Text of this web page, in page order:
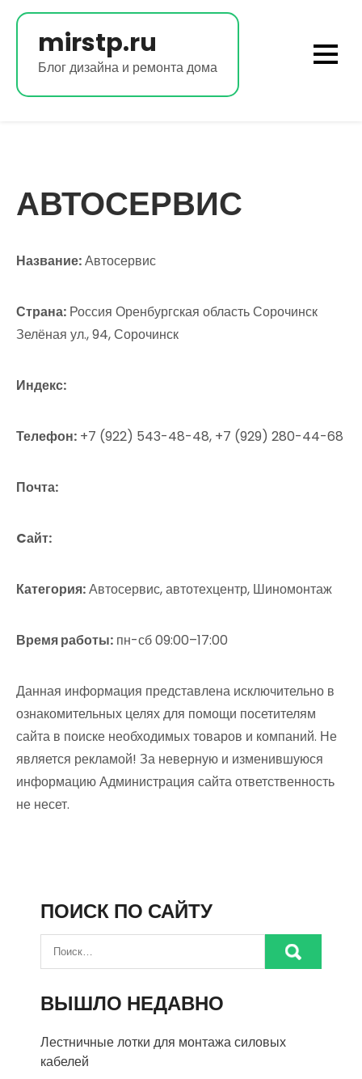
Перейти
содержимомуmirstp.ru
Блог дизайна и ремонта дома
АВТОСЕРВИС
Название:Автосервис
Страна: Россия Оренбургская область Сорочинск
Зелёная ул., 94, Сорочинск
Индекс:
Телефон: +7 (922) 543-48-48, +7 (929) 280-44-68
Почта:
Cайт:
Категория:Автосервис, автотехцентр, Шиномонтаж
Время работы: пн-сб 09:00–17:00
Данная информация представлена исключительно в
ознакомительных целях для помощи посетителям
сайта в поиске необходимых товаров и компаний. Не
является рекламой! За неверную и изменившуюся
информацию Администрация сайта ответственность
не несет.
ПОИСК ПО САЙТУ
ВЫШЛО НЕДАВНО
Лестничные лотки для монтажа силовых
кабелей